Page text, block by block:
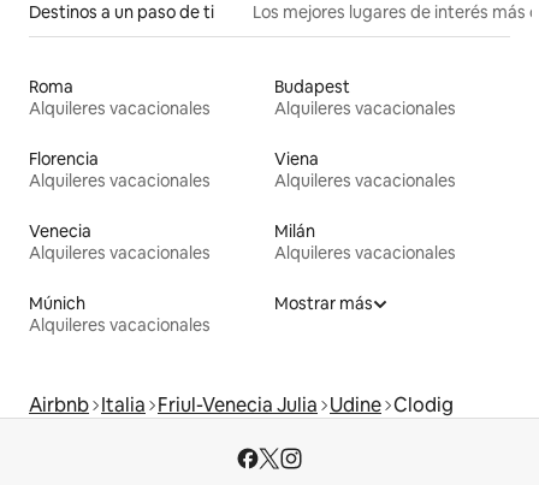
Destinos a un paso de ti Los mejores lugares de interés más
Roma
Alquileres vacacionales
Budapest
Alquileres vacacionales
Florencia
Alquileres vacacionales
Viena
Alquileres vacacionales
Venecia
Alquileres vacacionales
Milán
Alquileres vacacionales
Múnich
Alquileres vacacionales
Mostrar más
Airbnb Italia Friul-Venecia Julia Udine Clodig